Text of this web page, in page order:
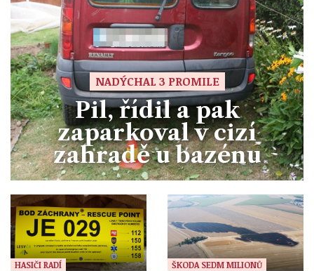
NADÝCHAL 3 PROMILE
Pil, řídil a pak
zaparkoval v cizí
zahradě u bazénu
HASIČI RADÍ ŠKODA SEDM MILIONŮ